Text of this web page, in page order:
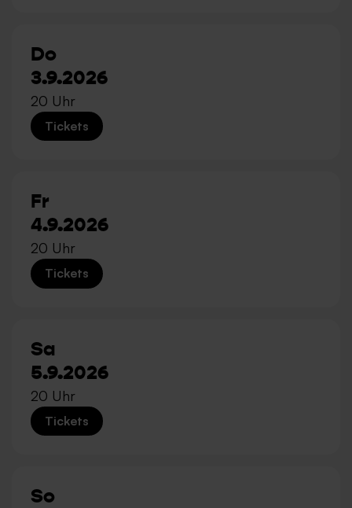
Do
3.9.2026
20 Uhr
Tickets
Fr
4.9.2026
20 Uhr
Tickets
Sa
5.9.2026
20 Uhr
Tickets
So